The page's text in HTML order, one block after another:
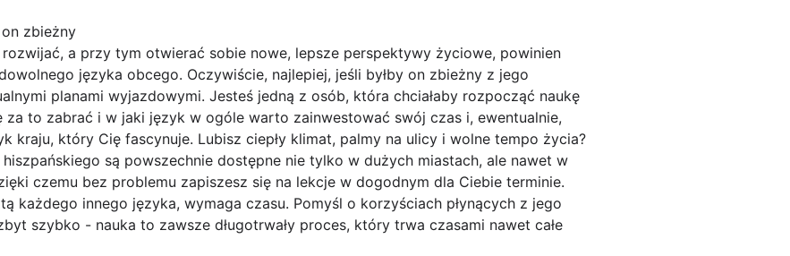
zbieżny
a przy tym otwierać sobie nowe, lepsze perspektywy życiowe, powinien
języka obcego. Oczywiście, najlepiej, jeśli byłby on zbieżny z jego
planami wyjazdowymi. Jesteś jedną z osób, która chciałaby rozpocząć naukę
za to zabrać i w jaki język w ogóle warto zainwestować swój czas i, ewentualnie,
kraju, który Cię fascynuje. Lubisz ciepły klimat, palmy na ulicy i wolne tempo życia?
są powszechnie dostępne nie tylko w dużych miastach, ale nawet w
czemu bez problemu zapiszesz się na lekcje w dogodnym dla Ciebie terminie.
każdego innego języka, wymaga czasu. Pomyśl o korzyściach płynących z jego
szybko - nauka to zawsze długotrwały proces, który trwa czasami nawet całe